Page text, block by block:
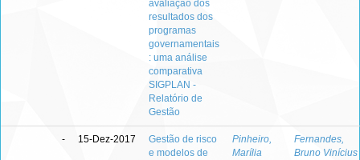
avaliação dos
resultados dos
programas
governamentais
: uma análise
comparativa
SIGPLAN -
Relatório de
Gestão
- 15-Dez-2017
Gestão de risco
e modelos de
Pinheiro,
Marília
Fernandes,
Bruno Vinícius